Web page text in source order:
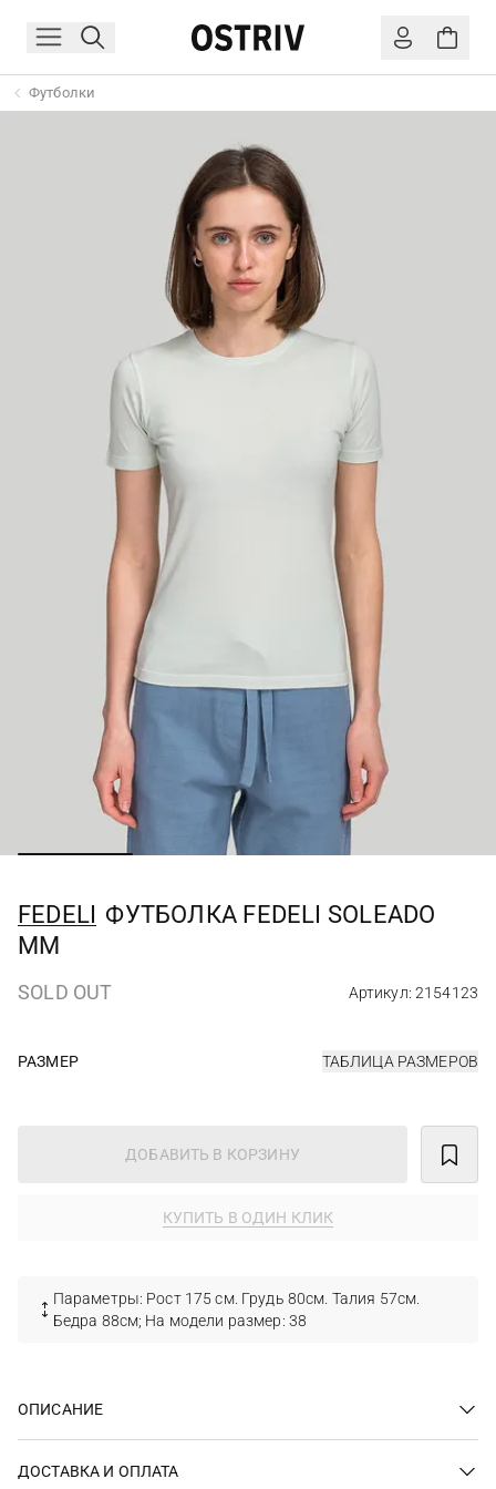
Футболки
FEDELI ФУТБОЛКА FEDELI SOLEADO
MM
SOLD OUT Артикул: 2154123
РАЗМЕР ТАБЛИЦА РАЗМЕРОВ
ДОБАВИТЬ В КОРЗИНУ
КУПИТЬ В ОДИН КЛИК
Параметры: Рост 175 см. Грудь 80см. Талия 57см.
Бедра 88см; На модели размер: 38
ОПИСАНИЕ
ДОСТАВКА И ОПЛАТА